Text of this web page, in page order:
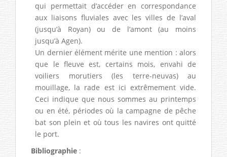
qui permettait d’accéder en correspondance
aux liaisons fluviales avec les villes de l’aval
(jusqu’à Royan) ou de l’amont (au moins
jusqu’à Agen).
Un dernier élément mérite une mention : alors
que le fleuve est, certains mois, envahi de
voiliers morutiers (les terre-neuvas) au
mouillage, la rade est ici extrêmement vide.
Ceci indique que nous sommes au printemps
ou en été, périodes où la campagne de pêche
bat son plein et où tous les navires ont quitté
le port.
Bibliographie :